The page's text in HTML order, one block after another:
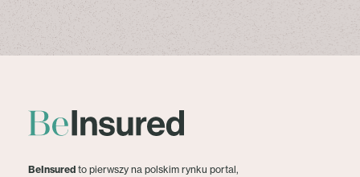
BeInsured to pierwszy na polskim rynku portal,